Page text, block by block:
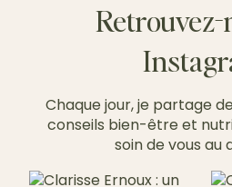
Chaque jour, je partage
conseils bien-être et
soin de vous au